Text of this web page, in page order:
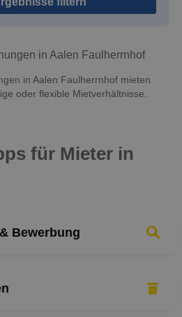
in Aalen Faulherrnhof
in Aalen Faulherrnhof mieten.
oder flexible Mietverhältnisse.
für Mieter in
Bewerbung